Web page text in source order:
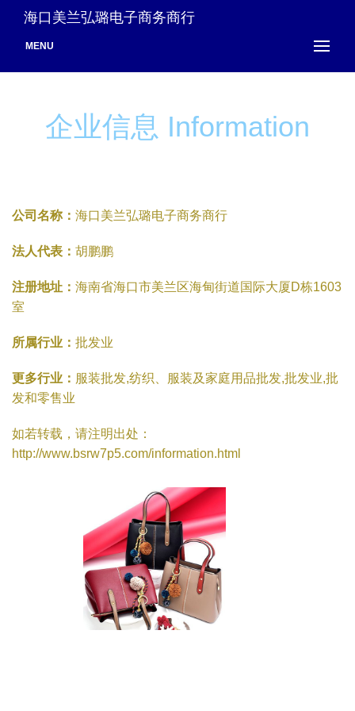
海口美兰弘璐电子商务商行
MENU
企业信息 Information
公司名称： 海口美兰弘璐电子商务商行
法人代表： 胡鹏鹏
注册地址： 海南省海口市美兰区海甸街道国际大厦D栋1603
室
所属行业： 批发业
更多行业： 服装批发,纺织、服装及家庭用品批发,批发业,批
发和零售业
如若转载，请注明出处：
http://www.bsrw7p5.com/information.html